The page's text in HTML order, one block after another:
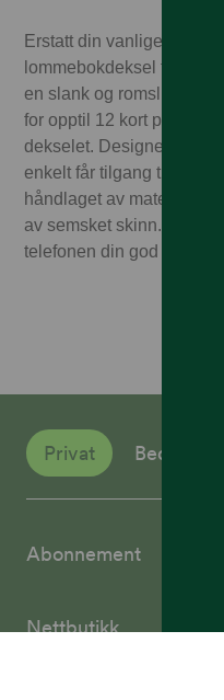
Erstatt din vanlige
lommebokdeksel fra
en slank og romslig
for opptil 12 kort på både
dekselet. Designet med
enkelt får tilgang til ditt
håndlaget av materialer i
av semsket skinn. Et
telefonen din god
Privat Bedrift
Abonnement
Nettbutikk